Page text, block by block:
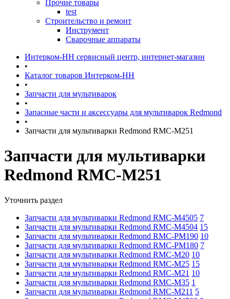
Прочие товары
test
Строительство и ремонт
Инструмент
Сварочные аппараты
Интерком-НН сервисный центр, интернет-магазин
•
Каталог товаров Интерком-НН
•
Запчасти для мультиварок
•
Запасные части и аксессуары для мультиварок Redmond
•
Запчасти для мультиварки Redmond RMC-M251
Запчасти для мультиварки
Redmond RMC-M251
Уточнить раздел
Запчасти для мультиварки Redmond RMC-M4505 7
Запчасти для мультиварки Redmond RMC-M4504 15
Запчасти для мультиварки Redmond RMC-PM190 10
Запчасти для мультиварки Redmond RMC-PM180 7
Запчасти для мультиварки Redmond RMC-M20 10
Запчасти для мультиварки Redmond RMC-M25 15
Запчасти для мультиварки Redmond RMC-M21 10
Запчасти для мультиварки Redmond RMC-M35 1
Запчасти для мультиварки Redmond RMC-M211 5